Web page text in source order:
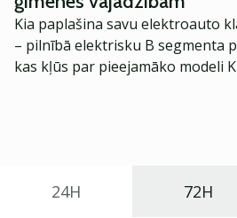
Kia paplašina savu elektroauto
– pilnībā elektrisku B segmenta
kas kļūs par pieejamāko modeli
24H 72H